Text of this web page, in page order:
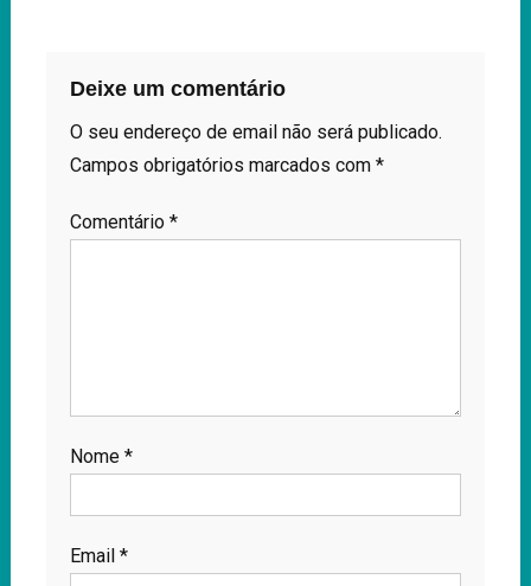
Deixe um comentário
O seu endereço de email não será publicado.
Campos obrigatórios marcados com *
Comentário *
Nome *
Email *